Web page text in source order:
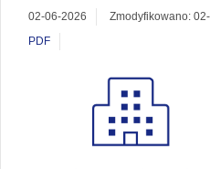
02-06-2026 Zmodyfikowano:
PDF